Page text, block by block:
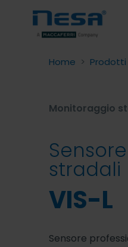
Home > Prodotti
Monitoraggio
stradali
VIS-L
Sensore